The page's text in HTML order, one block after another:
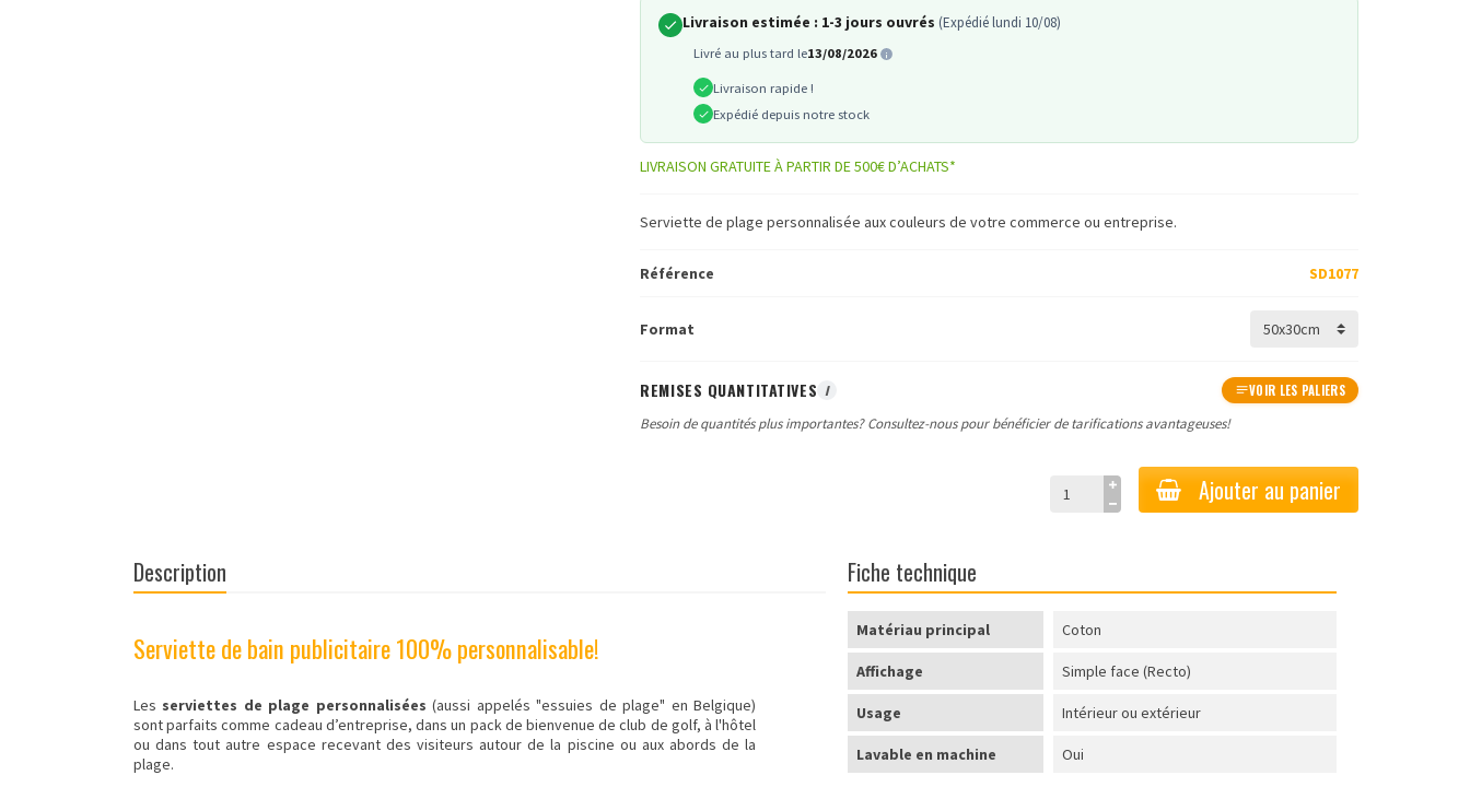
Livraison estimée : 1-3 jours ouvrés (Expédié lundi 10/08)
Livré au plus tard le13/08/2026
Livraison rapide !
Expédié depuis notre stock
LIVRAISON GRATUITE À PARTIR DE 500€ D’ACHATS*
Serviette de plage personnalisée aux couleurs de votre commerce ou entreprise.
Référence SD1077
Format
REMISES QUANTITATIVES I VOIR LES PALIERS
Besoin de quantités plus importantes? Consultez-nous pour bénéficier de tarifications avantageuses!
Ajouter au panier
Description
Serviette de bain publicitaire 100% personnalisable!
Les serviettes de plage personnalisées (aussi appelés "essuies de plage" en Belgique)
sont parfaits comme cadeau d’entreprise, dans un pack de bienvenue de club de golf, à l'hôtel
ou dans tout autre espace recevant des visiteurs autour de la piscine ou aux abords de la
plage.
Fiche technique
Matériau principal Coton
Affichage Simple face (Recto)
Usage Intérieur ou extérieur
Lavable en machine Oui